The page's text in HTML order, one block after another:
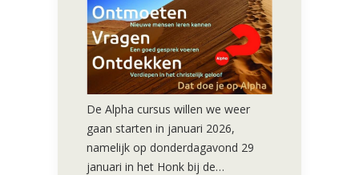
De Alpha cursus willen we weer
gaan starten in januari 2026,
namelijk op donderdagavond 29
januari in het Honk bij de…